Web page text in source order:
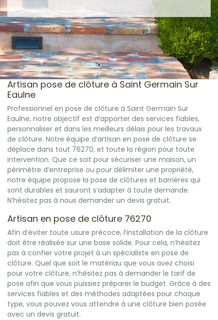
Artisan pose de clôture à Saint Germain Sur
Eaulne
Professionnel en pose de clôture à Saint Germain Sur
Eaulne, notre objectif est d’apporter des services fiables,
personnaliser et dans les meilleurs délais pour les travaux
de clôture. Notre équipe d’artisan en pose de clôture se
déplace dans tout 76270, et toute la région pour toute
intervention. Que ce soit pour sécuriser une maison, un
périmètre d’entreprise ou pour délimiter une propriété,
notre équipe propose la pose de clôtures et barrières qui
sont durables et sauront s’adapter à toute demande.
N’hésitez pas à nous demander un devis gratuit.
Artisan en pose de clôture 76270
Afin d’éviter toute usure précoce, l’installation de la clôture
doit être réalisée sur une base solide. Pour cela, n’hésitez
pas à confier votre projet à un spécialiste en pose de
clôture. Quel que soit le matériau que vous avez choisi
pour votre clôture, n’hésitez pas à demander le tarif de
pose afin que vous puissiez préparer le budget. Grâce à des
services fiables et des méthodes adaptées pour chaque
type, vous pouvez vous attendre à une clôture bien posée
avec un devis gratuit.